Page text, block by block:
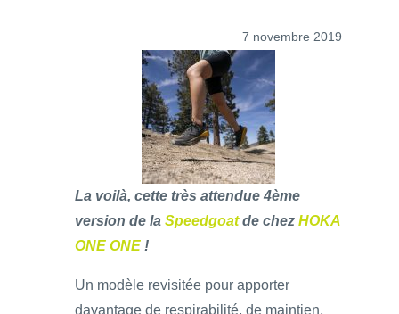
7 novembre 2019
La voilà, cette très attendue 4ème
version de la Speedgoatde chez HOKA
ONE ONE !
Un modèle revisitée pour apporter
davantage de respirabilité, de maintien,